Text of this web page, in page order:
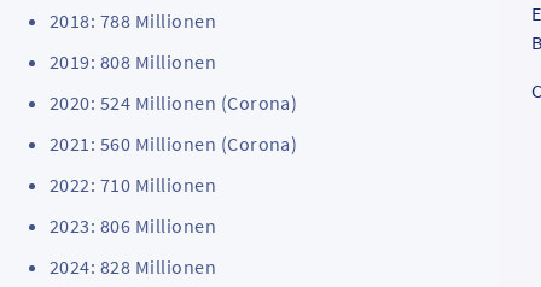
2018: 788 Millionen
2019: 808 Millionen
2020: 524 Millionen (Corona)
2021: 560 Millionen (Corona)
2022: 710 Millionen
2023: 806 Millionen
2024: 828 Millionen